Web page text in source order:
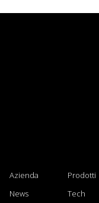
Azienda
Prodotti
News
Tech